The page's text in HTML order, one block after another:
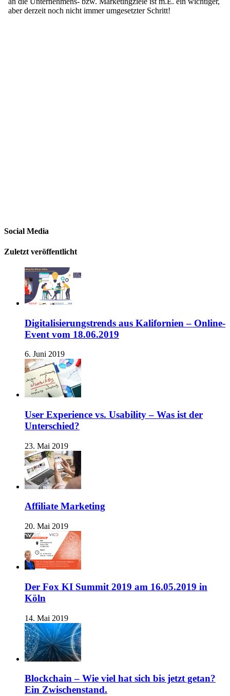
Social Media
Zuletzt veröffentlicht
Digitalisierungstrends aus Kalifornien – Online-
Event vom 18.06.2019
6. Juni 2019
User Experience vs. Usability – Was ist der
Unterschied?
23. Mai 2019
Affiliate Marketing
20. Mai 2019
Der Fox KI Summit 2019 am 16.05.2019 in
Köln
14. Mai 2019
Blockchain – Wie viel hat sich bis jetzt getan?
Ein Zwischenstand.